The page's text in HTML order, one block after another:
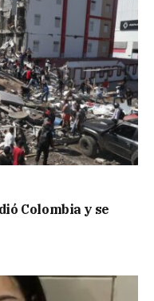
Colombia y se